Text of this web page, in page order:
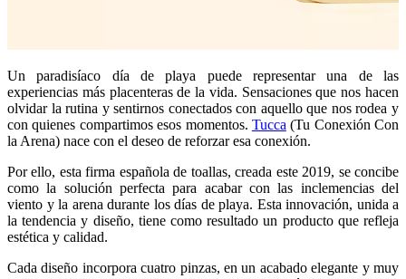
Un paradisíaco día de playa puede representar una de las
experiencias más placenteras de la vida. Sensaciones que nos hacen
olvidar la rutina y sentirnos conectados con aquello que nos rodea y
con quienes compartimos esos momentos. Tucca (Tu Conexión Con
la Arena) nace con el deseo de reforzar esa conexión.
Por ello, esta firma española de toallas, creada este 2019, se concibe
como la solución perfecta para acabar con las inclemencias del
viento y la arena durante los días de playa. Esta innovación, unida a
la tendencia y diseño, tiene como resultado un producto que refleja
estética y calidad.
Cada diseño incorpora cuatro pinzas, en un acabado elegante y muy